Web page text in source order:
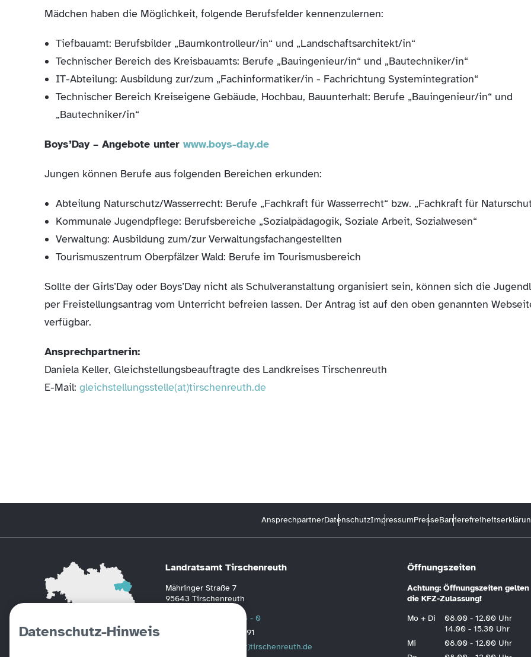
Datenschutz-Hinweis
Mädchen haben die Möglichkeit, folgende Berufsfelder kennenzulernen:
Tiefbauamt: Berufsbilder „Baumkontrolleur/in“ und „Landschaftsarchitekt/in“
Technischer Bereich des Kreisbauamts: Berufe „Bauingenieur/in“ und „Bautechniker/in“
IT-Abteilung: Ausbildung zur/zum „Fachinformatiker/in - Fachrichtung Systemintegration“
Technischer Bereich Kreiseigene Gebäude, Hochbau, Bauunterhalt: Berufe „Bauingenieur/in“ und
„Bautechniker/in“
Boys’Day – Angebote unter www.boys-day.de
Jungen können Berufe aus folgenden Bereichen erkunden:
Abteilung Naturschutz/Wasserrecht: Berufe „Fachkraft für Wasserrecht“ bzw. „Fachkraft für
Kommunale Jugendpflege: Berufsbereiche „Sozialpädagogik, Soziale Arbeit, Sozialwesen“
Verwaltung: Ausbildung zum/zur Verwaltungsfachangestellten
Tourismuszentrum Oberpfälzer Wald: Berufe im Tourismusbereich
Sollte der Girls’Day oder Boys’Day nicht als Schulveranstaltung organisiert sein, können sich die
per Freistellungsantrag vom Unterricht befreien lassen. Der Antrag ist auf den oben genannten
verfügbar.
Ansprechpartnerin:
Daniela Keller, Gleichstellungsbeauftragte des Landkreises Tirschenreuth
E-Mail: gleichstellungsstelle(at)tirschenreuth.de
AnsprechpartnerDatenschutzImpressumPresse
Landratsamt Tirschenreuth
Mähringer Straße 7
95643 Tirschenreuth
0 96 31 / 88 - 0
0 96 31 / 2391
poststelle(at)tirschenreuth.de
Öffnungszeiten
Achtung: Öffnungszeiten
die KFZ-Zulassung!
Mo + Di
08.00 - 12.00 Uhr
14.00 - 15.30 Uhr
Mi
08.00 - 12.00 Uhr